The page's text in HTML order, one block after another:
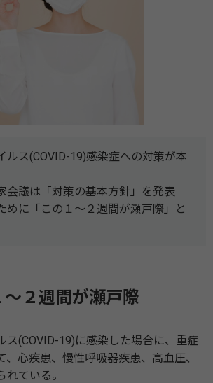
ス(COVID-19)感染症への対策が本
議は「対策の基本方針」を発表
めに「この１～２週間が瀬戸際」と
～２週間が瀬戸際
(COVID-19)に感染した場合に、重症
、心疾患、慢性呼吸器疾患、高血圧、
ている。